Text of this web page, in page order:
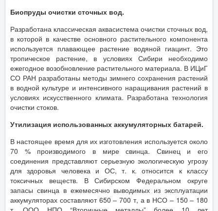
Биопруды очистки сточных вод.
Разработана классическая аквасистема очистки сточных вод,
в которой в качестве основного растительного компонента
используется плавающее растение водяной гиацинт. Это
тропическое растение, в условиях Сибири необходимо
ежегодное возобновление растительного материала. В ИЦиГ
СО РАН разработаны методы зимнего сохранения растений
в водной культуре и интенсивного наращивания растений в
условиях искусственного климата. Разработана технология
очистки стоков.
Утилизация использованных аккумуляторных батарей.
В настоящее время для их изготовления используется около
70 % производимого в мире свинца. Свинец и его
соединения представляют серьезную экологическую угрозу
для здоровья человека и ОС, т. к. относится к классу
токсичных веществ. В Сибирском Федеральном округе
запасы свинца в ежемесячно выводимых из эксплуатации
аккумуляторах составляют 650 – 700 т, а в НСО – 150 – 180